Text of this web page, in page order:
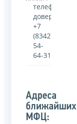
телефон
доверия
+7
(8342)
54-
64-31
Адреса
ближайших
МФЦ: